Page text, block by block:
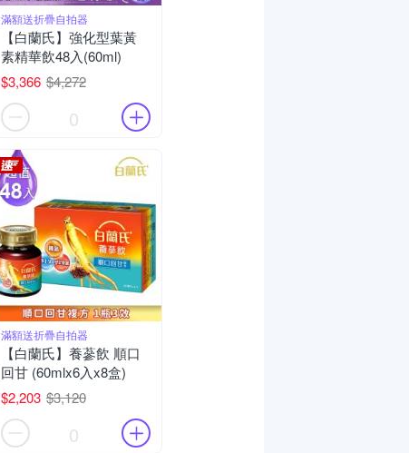
滿額送折疊自拍器
【白蘭氏】強化型葉黃
素精華飲48入(60ml)
$3,366 $4,272
0
滿額送折疊自拍器
【白蘭氏】養蔘飲 順口
回甘 (60mlx6入x8盒)
$2,203 $3,120
0